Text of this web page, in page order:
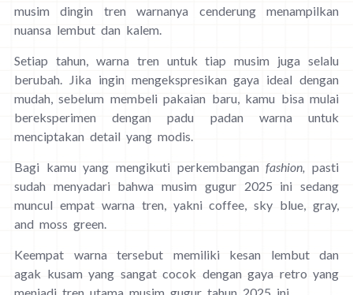
musim dingin tren warnanya cenderung menampilkan
nuansa lembut dan kalem.
Setiap tahun, warna tren untuk tiap musim juga selalu
berubah. Jika ingin mengekspresikan gaya ideal dengan
mudah, sebelum membeli pakaian baru, kamu bisa mulai
bereksperimen dengan padu padan warna untuk
menciptakan detail yang modis.
Bagi kamu yang mengikuti perkembanganfashion, pasti
sudah menyadari bahwa musim gugur 2025 ini sedang
muncul empat warna tren, yakni coffee, sky blue, gray,
and moss green.
Keempat warna tersebut memiliki kesan lembut dan
agak kusam yang sangat cocok dengan gaya retro yang